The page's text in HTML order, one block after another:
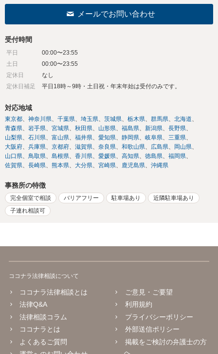
メールでお問い合わせ
受付時間
平日
00:00〜23:55
土日
00:00〜23:55
定休日
なし
定休日補足
平日18時～9時・土日祝・年末年始は受付のみです。
対応地域
東京都 神奈川県 千葉県 埼玉県 茨城県 栃木県 群馬県
北海道
青森県
岩手県 宮城県 秋田県 山形県 福島県 新潟県
長野県
山梨県
石川県 富山県 福井県 愛知県 静岡県 岐阜県
三重県
大阪府
兵庫県 京都府 滋賀県 奈良県 和歌山県 広島県
岡山県
山口県
鳥取県 島根県 香川県 愛媛県 高知県 徳島県
福岡県
佐賀県
長崎県 熊本県 大分県 宮崎県 鹿児島県 沖縄県
事務所の特徴
完全個室で相談 バリアフリー 駐車場あり
近隣駐車場あり
子連れ相談可
ココナラ法律相談について
ココナラ法律相談とは
法律Q&A
法律相談コラム
ココナラとは
よくあるご質問
ご意見・ご要望
利用規約
プライバシーポリシー
外部送信ポリシー
掲載をご検討の弁護士の方
へ